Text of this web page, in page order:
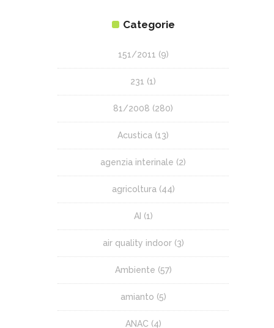
Categorie
151/2011 (9)
231 (1)
81/2008 (280)
Acustica (13)
agenzia interinale (2)
agricoltura (44)
AI (1)
air quality indoor(3)
Ambiente (57)
amianto (5)
ANAC (4)